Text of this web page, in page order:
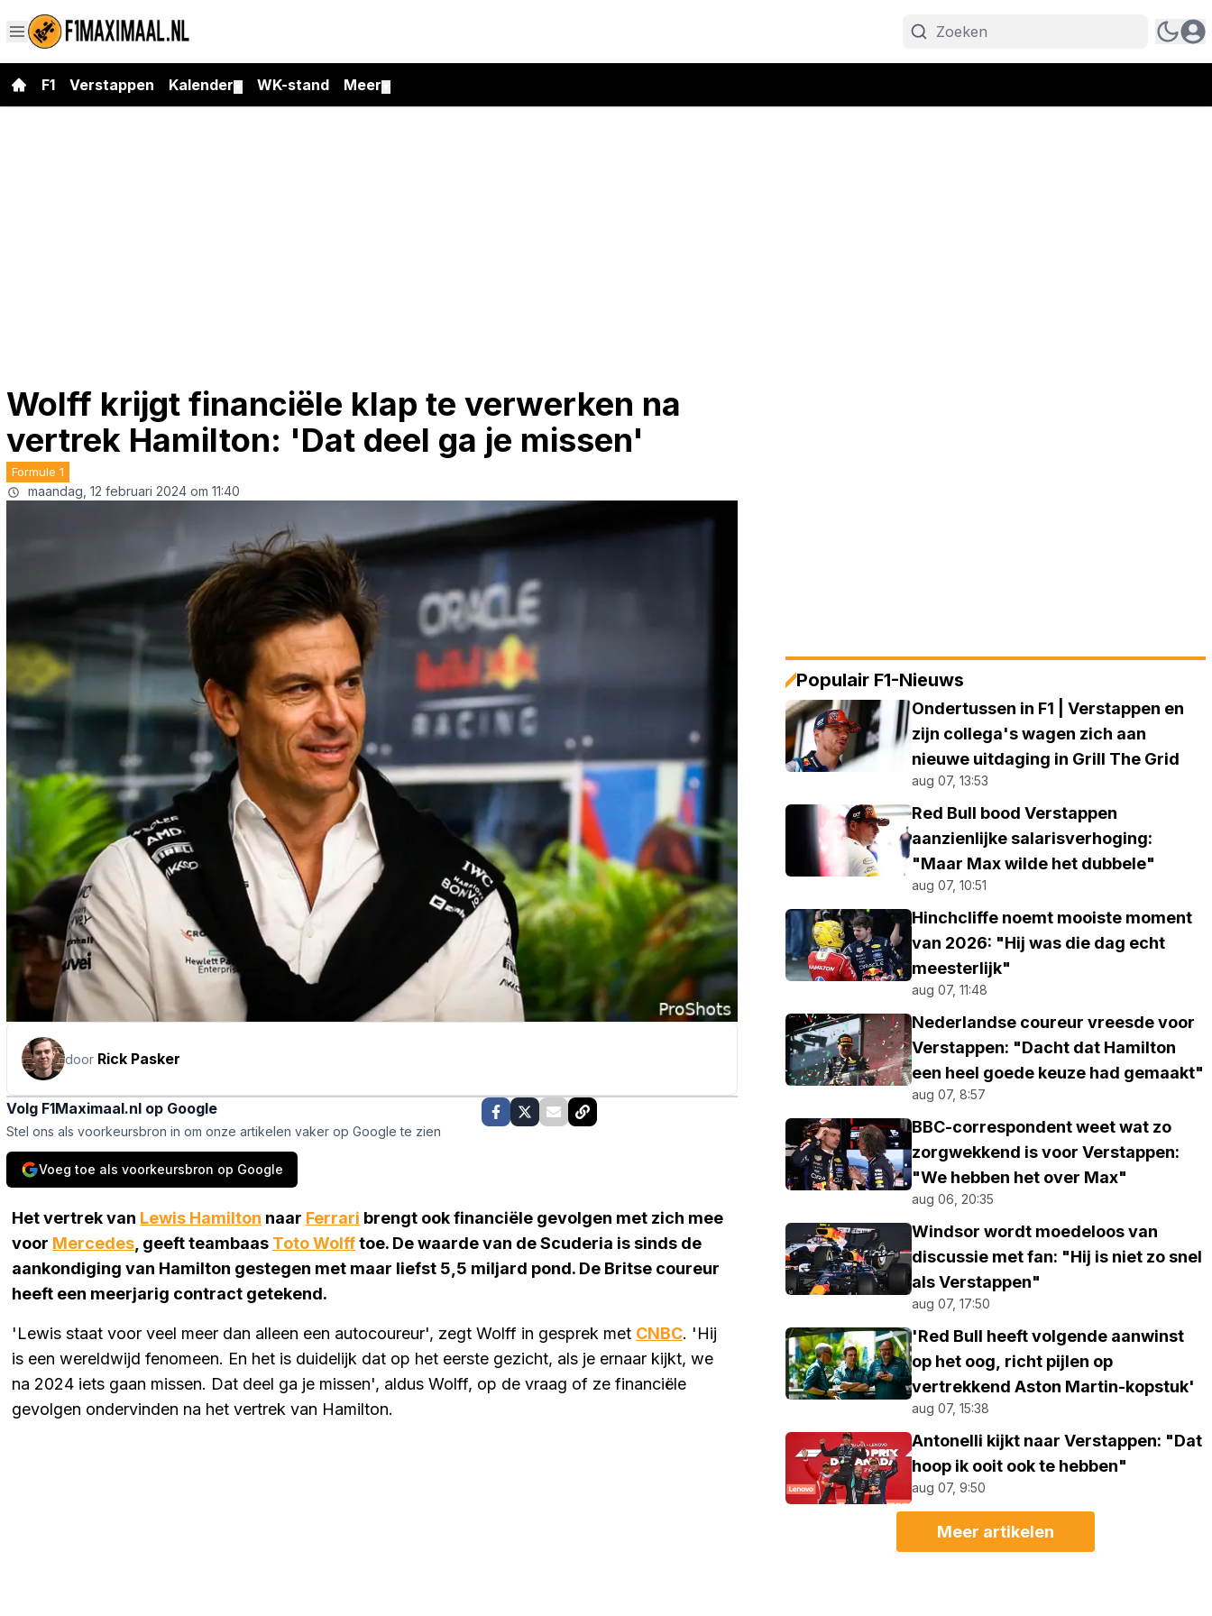
F1 Verstappen Kalender WK-stand Meer
Wolff krijgt financiële klap te verwerken na
vertrek Hamilton: 'Dat deel ga je missen'
Formule 1
maandag, 12 februari 2024 om 11:40
door Rick Pasker
Volg F1Maximaal.nl op Google
Stel ons als voorkeursbron in om onze artikelen vaker op Google te zien
Voeg toe als voorkeursbron op Google
Het vertrek van Lewis Hamilton naar Ferrari brengt ook financiële gevolgen met zich mee
voor Mercedes , geeft teambaas Toto Wolfftoe. De waarde van de Scuderia is sinds de
aankondiging van Hamilton gestegen met maar liefst 5,5 miljard pond. De Britse coureur
heeft een meerjarig contract getekend.
'Lewis staat voor veel meer dan alleen een autocoureur', zegt Wolff in gesprek met CNBC. 'Hij
is een wereldwijd fenomeen. En het is duidelijk dat op het eerste gezicht, als je ernaar kijkt, we
na 2024 iets gaan missen. Dat deel ga je missen', aldus Wolff, op de vraag of ze financiële
gevolgen ondervinden na het vertrek van Hamilton.
Populair F1-Nieuws
Ondertussen in F1 | Verstappen en
zijn collega's wagen zich aan
nieuwe uitdaging in Grill The Grid
aug 07, 13:53
Red Bull bood Verstappen
aanzienlijke salarisverhoging:
"Maar Max wilde het dubbele"
aug 07, 10:51
Hinchcliffe noemt mooiste moment
van 2026: "Hij was die dag echt
meesterlijk"
aug 07, 11:48
Nederlandse coureur vreesde voor
Verstappen: "Dacht dat Hamilton
een heel goede keuze had gemaakt"
aug 07, 8:57
BBC-correspondent weet wat zo
zorgwekkend is voor Verstappen:
"We hebben het over Max"
aug 06, 20:35
Windsor wordt moedeloos van
discussie met fan: "Hij is niet zo snel
als Verstappen"
aug 07, 17:50
'Red Bull heeft volgende aanwinst
op het oog, richt pijlen op
vertrekkend Aston Martin-kopstuk'
aug 07, 15:38
Antonelli kijkt naar Verstappen: "Dat
hoop ik ooit ook te hebben"
aug 07, 9:50
Meer artikelen